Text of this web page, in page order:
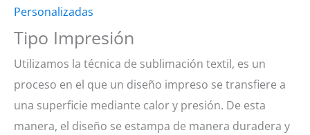
Personalizadas
Tipo Impresión
Utilizamos la técnica de sublimación textil, es un
proceso en el que un diseño impreso se transfiere a
una superficie mediante calor y presión. De esta
manera, el diseño se estampa de manera duradera y